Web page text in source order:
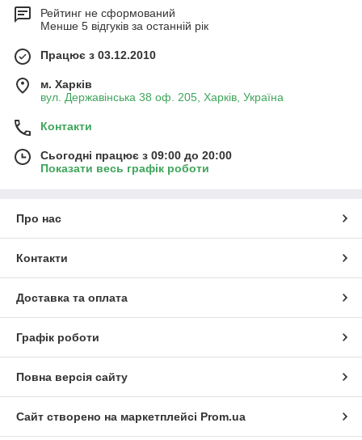
Рейтинг не сформований
Менше 5 відгуків за останній рік
Працює з 03.12.2010
м. Харків
вул. Державінська 38 оф. 205, Харків, Україна
Контакти
Сьогодні працює з 09:00 до 20:00
Показати весь графік роботи
Про нас
Контакти
Доставка та оплата
Графік роботи
Повна версія сайту
Сайт створено на маркетплейсі Prom.ua